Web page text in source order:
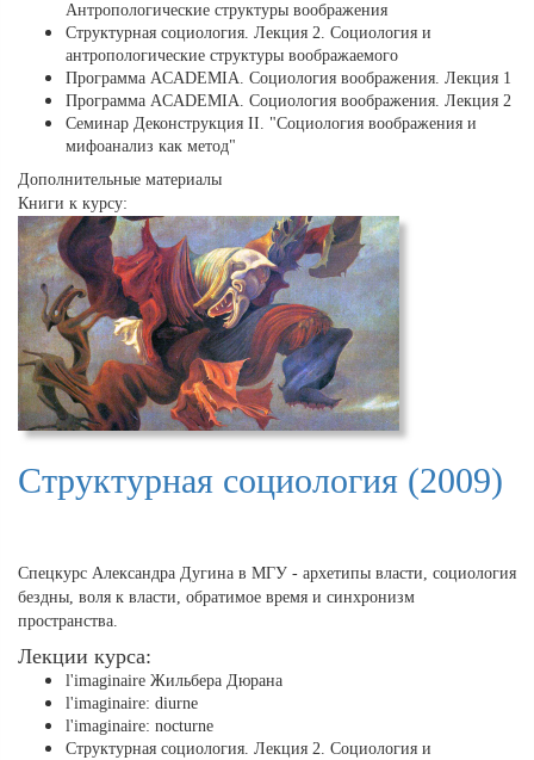
Антропологические структуры воображения
Структурная социология. Лекция 2. Социология и
антропологические структуры воображаемого
Программа ACADEMIA. Социология воображения. Лекция 1
Программа ACADEMIA. Социология воображения. Лекция 2
Cеминар Деконструкция II. "Социология воображения и
мифоанализ как метод"
Дополнительные материалы
Книги к курсу:
Структурная социология (2009)
Спецкурс Александра Дугина в МГУ - архетипы власти, социология
бездны, воля к власти, обратимое время и синхронизм
пространства.
Лекции курса:
l'imaginaire Жильбера Дюрана
l'imaginaire: diurne
l'imaginaire: nocturne
Структурная социология. Лекция 2. Социология и